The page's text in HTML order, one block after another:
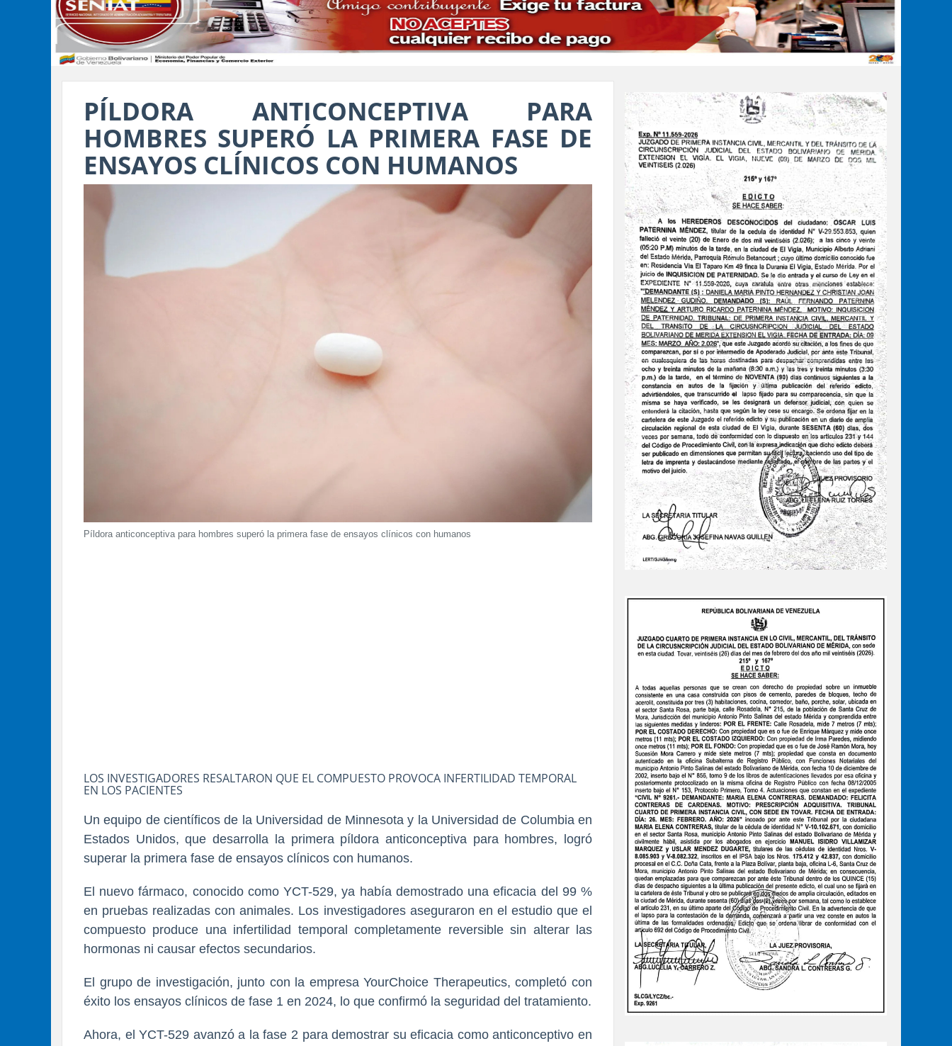
PÍLDORA ANTICONCEPTIVA PARA
HOMBRES SUPERÓ LA PRIMERA FASE DE
ENSAYOS CLÍNICOS CON HUMANOS
Píldora anticonceptiva para hombres superó la primera fase de ensayos clínicos con humanos
LOS INVESTIGADORES RESALTARON QUE EL COMPUESTO PROVOCA INFERTILIDAD TEMPORAL
EN LOS PACIENTES
Un equipo de científicos de la Universidad de Minnesota y la Universidad de Columbia en
Estados Unidos, que desarrolla la primera píldora anticonceptiva para hombres, logró
superar la primera fase de ensayos clínicos con humanos.
El nuevo fármaco, conocido como YCT-529, ya había demostrado una eficacia del 99 %
en pruebas realizadas con animales. Los investigadores aseguraron en el estudio que el
compuesto produce una infertilidad temporal completamente reversible sin alterar las
hormonas ni causar efectos secundarios.
El grupo de investigación, junto con la empresa YourChoice Therapeutics, completó con
éxito los ensayos clínicos de fase 1 en 2024, lo que confirmó la seguridad del tratamiento.
Ahora, el YCT-529 avanzó a la fase 2 para demostrar su eficacia como anticonceptivo en